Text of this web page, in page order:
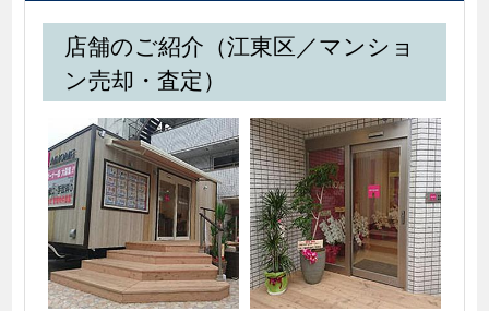
店舗のご紹介（江東区／マンショ
ン売却・査定）